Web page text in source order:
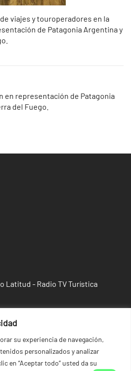
su experiencia de navegación,
personalizados y analizar
en “Aceptar todo” usted da su
viajes y touroperadores en la
de Patagonia Argentina y
en representación de Patagonia
del Fuego.
Latitud - Radio TV Turística